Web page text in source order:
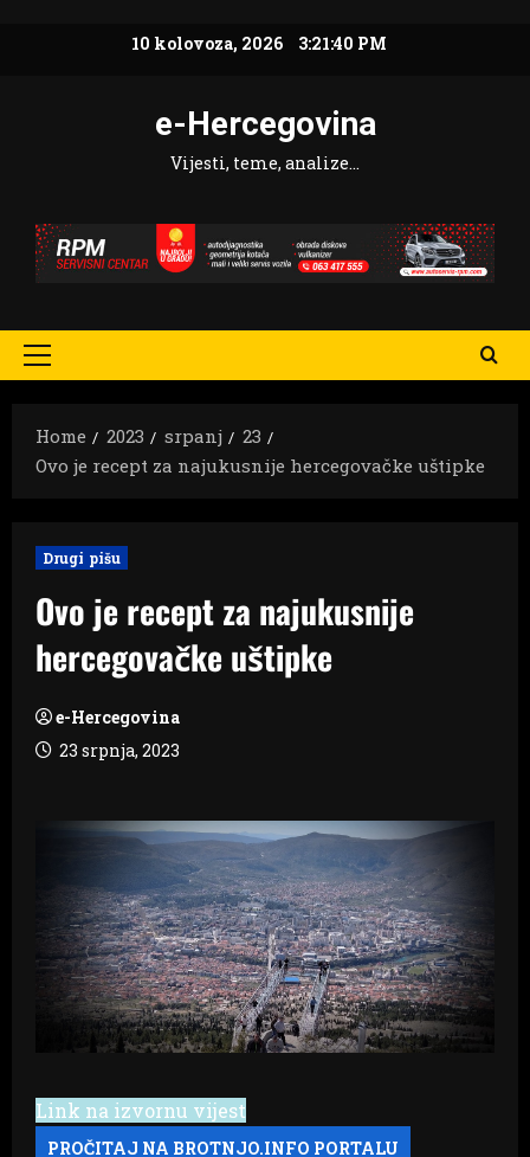
10 kolovoza, 2026 3:21:42 PM
e-Hercegovina
Vijesti, teme, analize…
Primary
Home
2023 srpanj
23
Ovo je recept za najukusnije hercegovačke uštipke
Drugi pišu
Ovo je recept za najukusnije
hercegovačke uštipke
e-Hercegovina
23 srpnja, 2023
Link na izvornu vijest